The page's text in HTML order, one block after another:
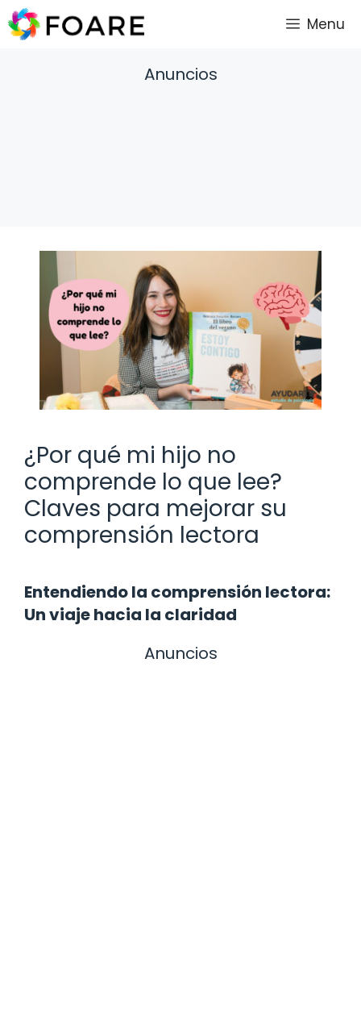
Saltar
al
Menu
Anuncios
¿Por qué mi hijo no
comprende lo que lee?
Claves para mejorar su
comprensión lectora
Entendiendo la comprensión lectora:
Un viaje hacia la claridad
Anuncios